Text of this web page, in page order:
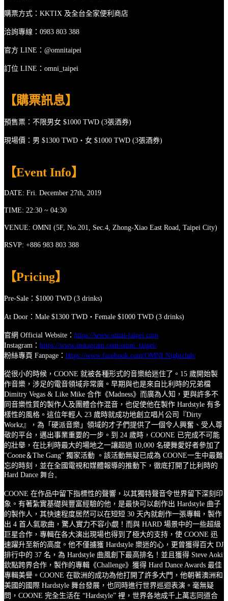
購票方式：KKTIX 及全台全家便利商店
洽詢專線：0983 803 388
官方 LINE：@omnitaipei
訂位 LINE：omni_taipei
【購票訊息】
預售票：不限男女 $1000 TWD (3張酒券)
現場價：男 $1300 TWD‧女 $1000 TWD (3張酒券)
【Event Info】
DATE: Fri. December 27th, 201 9
TIME: 22:30 ~ 04:30
VENUE: OMNI (5F, No.201, Sec.4, Zhong-Xiao East Road, Taipei City)
RSVP: +886 983 803 388
【Pricing】
Pre-Sale：$1000 TWD (3 drinks)
At Door：Male $1300 TWD‧Female $1000 TWD (3 drinks)
官網 Official Website ： https://www.omni-taipei.com
Instagram ： https://www.instagram.com/omni_taipei/
粉絲專頁 Fanpage ： https://www.facebook.com/OMNI.Nightclub/
從很小的時候， COONE 就被各種形式的音樂給迷住了。 15 歲開始製
作音樂， 涉足的電音領域非常廣。早期與也是來自比利時的兄弟檔
Dimitry Vegas & Like Mike 合作 《Madness》而廣為人知，更與許多不
同音樂性質的製作人及團體合作混音，也促使他在製作 Hardstyle 有多
樣性的風格。 這位年輕人 23 歲時就成功地創立唱片公司『Dirty
Workz 』，為「硬派音樂」領域的才子們提供了一個令人興奮、受人尊
敬的平台，邁出事業重要的一步。到 24 歲時， COONE 已完成不可能
的壯舉，在比利時最大的場地之一讓超過 10,000 名硬舞愛好者參加了
"Coone＆The Gang" 獨家活動 。該活動無疑已成為 COONE一生中最難
忘的時刻，並在全國電視和媒體報導的推動下，徹底打開了比利時的
Hard Dance 舞台。
COONE 在作品中留下指標性的聲響，以其獨特聲音令世界留下深刻印
象。有著紮實基礎與豐富經驗的他，是最快可以創作出 Hardstyle 曲子
的製作人，其快速程度居然可以在短短 30 天內就創作一張專輯，製作
出 4 首人氣歌曲，驚人實力不容小覷！而與 HARD 場景中的一些超級
巨星合作，專輯在各大演出現場也得到了極大的支持，使 COONE 迅
速躍升至新的高度。他不僅擄獲 Hardstyle 樂迷的心，更曾獲得百大 DJ
排行中的 37 名，為 Hardstyle 曲風創下最高排名！ 並且獲得 Steve Aoki
欽點跨界合作，製作的專輯《Challenge》獲得 Hard Dance Awards 最佳
專輯美譽。 COONE 在歐洲的成功為他打開了許多大門，他朝著澳洲和
美國的國際 Hardstyle 舞台發展，也同時進行世界巡迴表演。毫無疑
問， COONE 完全生活在 “Hardstyle” 裡，世界各地成千上萬志同道合